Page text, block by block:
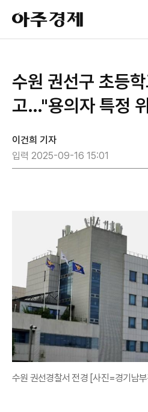
아
주
경
수원 권선구 초등
고…"용의자 특정
이건희 기자
입력 2025-09-16 15:01
수원 권선경찰서 전경 [사진=경기남